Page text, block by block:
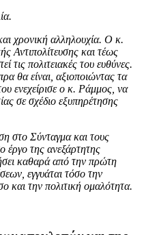
χρονική αλληλουχία. Ο κ.
Αντιπολίτευσης και τέως
τις πολιτειακές του ευθύνες.
θα είναι, αξιοποιώντας τα
ενεχείρισε ο κ. Ράμμος, να
σε σχέδιο εξυπηρέτησης
στο Σύνταγμα και τους
έργο της ανεξάρτητης
καθαρά από την πρώτη
εγγυάται τόσο την
και την πολιτική ομαλότητα.